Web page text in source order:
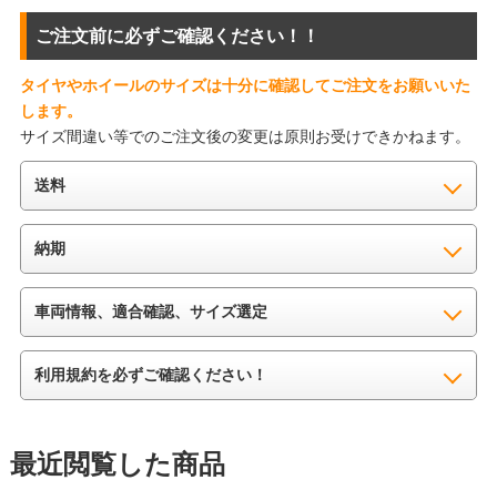
ご注文前に必ずご確認ください！！
タイヤやホイールのサイズは十分に確認してご注文をお願いいた
します。
サイズ間違い等でのご注文後の変更は原則お受けできかねます。
送料
納期
車両情報、適合確認、サイズ選定
利用規約を必ずご確認ください！
最近閲覧した商品